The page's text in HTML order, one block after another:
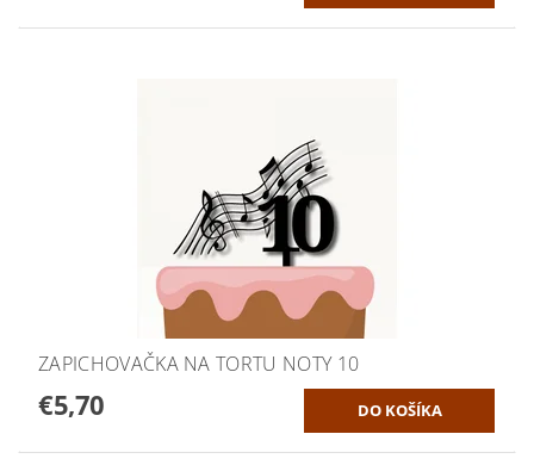
ZAPICHOVAČKA NA TORTU NOTY 10
€5,70